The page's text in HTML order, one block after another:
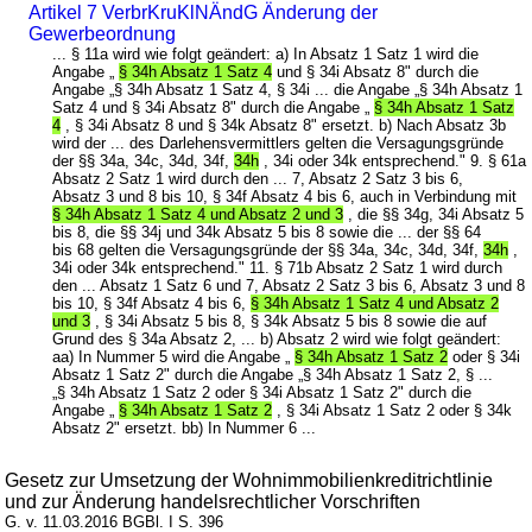
Artikel 7 VerbrKruKlNÄndG Änderung der
Gewerbeordnung
... § 11a wird wie folgt geändert: a) In Absatz 1 Satz 1 wird die
Angabe „ § 34h Absatz 1 Satz 4 und § 34i Absatz 8" durch die
Angabe „§ 34h Absatz 1 Satz 4, § 34i ... die Angabe „§ 34h Absatz 1
Satz 4 und § 34i Absatz 8" durch die Angabe „ § 34h Absatz 1 Satz
4 , § 34i Absatz 8 und § 34k Absatz 8" ersetzt. b) Nach Absatz 3b
wird der ... des Darlehensvermittlers gelten die Versagungsgründe
der §§ 34a, 34c, 34d, 34f,34h , 34i oder 34k entsprechend." 9. § 61a
Absatz 2 Satz 1 wird durch den ... 7, Absatz 2 Satz 3 bis 6,
Absatz 3 und 8 bis 10, § 34f Absatz 4 bis 6, auch in Verbindung mit
§ 34h Absatz 1 Satz 4 und Absatz 2 und 3 , die §§ 34g, 34i Absatz 5
bis 8, die §§ 34j und 34k Absatz 5 bis 8 sowie die ... der §§ 64
bis 68 gelten die Versagungsgründe der §§ 34a, 34c, 34d, 34f,34h
34i oder 34k entsprechend." 11. § 71b Absatz 2 Satz 1 wird durch
den ... Absatz 1 Satz 6 und 7, Absatz 2 Satz 3 bis 6, Absatz 3 und 8
bis 10, § 34f Absatz 4 bis 6, § 34h Absatz 1 Satz 4 und Absatz 2
und 3 , § 34i Absatz 5 bis 8, § 34k Absatz 5 bis 8 sowie die auf
Grund des § 34a Absatz 2, ... b) Absatz 2 wird wie folgt geändert:
aa) In Nummer 5 wird die Angabe „ § 34h Absatz 1 Satz 2 oder § 34i
Absatz 1 Satz 2" durch die Angabe „§ 34h Absatz 1 Satz 2, § ...
„§ 34h Absatz 1 Satz 2 oder § 34i Absatz 1 Satz 2" durch die
Angabe „ § 34h Absatz 1 Satz 2 , § 34i Absatz 1 Satz 2 oder § 34k
Absatz 2" ersetzt. bb) In Nummer 6 ...
Gesetz zur Umsetzung der Wohnimmobilienkreditrichtlinie
und zur Änderung handelsrechtlicher Vorschriften
G. v. 11.03.2016 BGBl. I S. 396